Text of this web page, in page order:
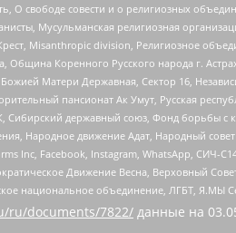
О свободе совести и о религиозных
Мусульманская религиозная
Misanthropic division, Религиозное
Коренного Русского народа г.
Матери Державная, Сектор 16,
пансионат Ак Умут, Русская
Сибирский державный союз, Фонд борьбы с
Народное движение Адат, Народный
Inc, Facebook, Instagram, WhatsApp, СИЧ-
Движение Весна, Верховный
национальное объединение, ЛГБТ, Я.МЫ
ru/documents/7822/ данные на